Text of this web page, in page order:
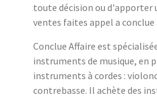
toute décision ou d'apporter
ventes faites appel a conclue
Conclue Affaire est
instruments de musique, en
instruments à cordes :
contrebasse. Il achète des